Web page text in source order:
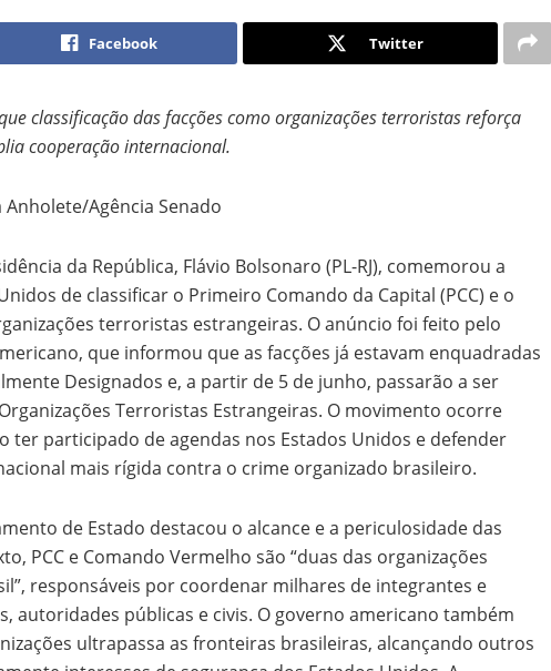
Facebook Twitter
classificação das facções como organizações terroristas reforça
cooperação internacional.
Agência Senado
da República, Flávio Bolsonaro (PL-RJ), comemorou a
de classificar o Primeiro Comando da Capital (PCC) e o
terroristas estrangeiras. O anúncio foi feito pelo
que informou que as facções já estavam enquadradas
Designados e, a partir de 5 de junho, passarão a ser
Terroristas Estrangeiras. O movimento ocorre
ter participado de agendas nos Estados Unidos e defender
mais rígida contra o crime organizado brasileiro.
de Estado destacou o alcance e a periculosidade das
PCC e Comando Vermelho são “duas das organizações
responsáveis por coordenar milhares de integrantes e
autoridades públicas e civis. O governo americano também
ultrapassa as fronteiras brasileiras, alcançando outros